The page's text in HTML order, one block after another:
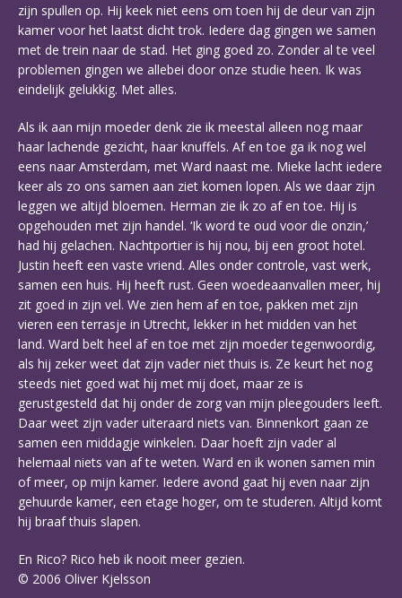
zijn spullen op. Hij keek niet eens om toen hij de deur van zijn
kamer voor het laatst dicht trok. Iedere dag gingen we samen
met de trein naar de stad. Het ging goed zo. Zonder al te veel
problemen gingen we allebei door onze studie heen. Ik was
eindelijk gelukkig. Met alles.
Als ik aan mijn moeder denk zie ik meestal alleen nog maar
haar lachende gezicht, haar knuffels. Af en toe ga ik nog wel
eens naar Amsterdam, met Ward naast me. Mieke lacht iedere
keer als zo ons samen aan ziet komen lopen. Als we daar zijn
leggen we altijd bloemen. Herman zie ik zo af en toe. Hij is
opgehouden met zijn handel. ‘Ik word te oud voor die onzin,’
had hij gelachen. Nachtportier is hij nou, bij een groot hotel.
Justin heeft een vaste vriend. Alles onder controle, vast werk,
samen een huis. Hij heeft rust. Geen woedeaanvallen meer, hij
zit goed in zijn vel. We zien hem af en toe, pakken met zijn
vieren een terrasje in Utrecht, lekker in het midden van het
land. Ward belt heel af en toe met zijn moeder tegenwoordig,
als hij zeker weet dat zijn vader niet thuis is. Ze keurt het nog
steeds niet goed wat hij met mij doet, maar ze is
gerustgesteld dat hij onder de zorg van mijn pleegouders leeft.
Daar weet zijn vader uiteraard niets van. Binnenkort gaan ze
samen een middagje winkelen. Daar hoeft zijn vader al
helemaal niets van af te weten. Ward en ik wonen samen min
of meer, op mijn kamer. Iedere avond gaat hij even naar zijn
gehuurde kamer, een etage hoger, om te studeren. Altijd komt
hij braaf thuis slapen.
En Rico? Rico heb ik nooit meer gezien.
© 2006 Oliver Kjelsson